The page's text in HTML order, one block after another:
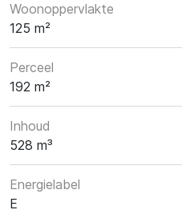
Woonoppervlakte
125 m²
Perceel
192 m²
Inhoud
528 m³
Energielabel
E